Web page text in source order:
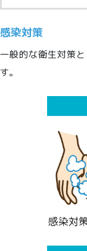
感染対策
一般的な衛生対策
す。